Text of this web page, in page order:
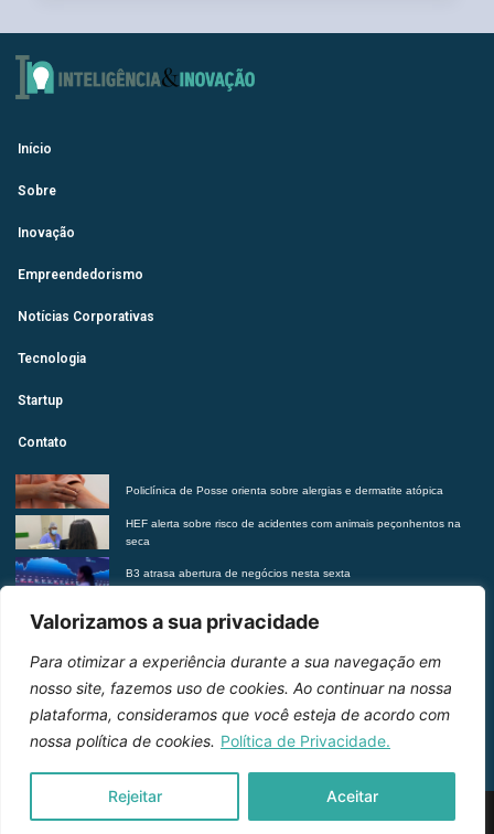
Valorizamos a sua privacidade
Para otimizar a experiência durante a sua navegação em
nosso site, fazemos uso de cookies. Ao continuar na nossa
plataforma, consideramos que você esteja de acordo com
nossa política de cookies. Política de Privacidade.
Rejeitar Aceitar
Início
Sobre
Inovação
Empreendedorismo
Notícias Corporativas
Tecnologia
Startup
Contato
Policlínica de Posse orienta sobre alergias e dermatite atópica
HEF alerta sobre risco de acidentes com animais peçonhentos na
seca
B3 atrasa abertura de negócios nesta sexta
2027
Entre em contato
2026 © Inteligência e Inovação. Todos os direitos
reservados.